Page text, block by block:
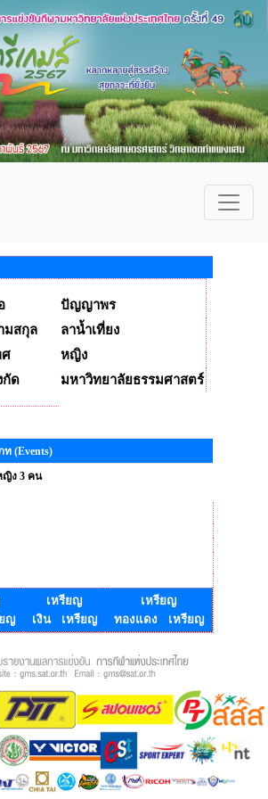
ปัญญาพร
มสกุล
ลาน้ำเที่ยง
ศ
หญิง
กัด
มหาวิทยาลัยธรรมศาสตร์
ท (Events)
ง 3 คน
ญ
เหรียญ
เงิน เหรียญ
เหรียญ
ทองแดง เหรียญ